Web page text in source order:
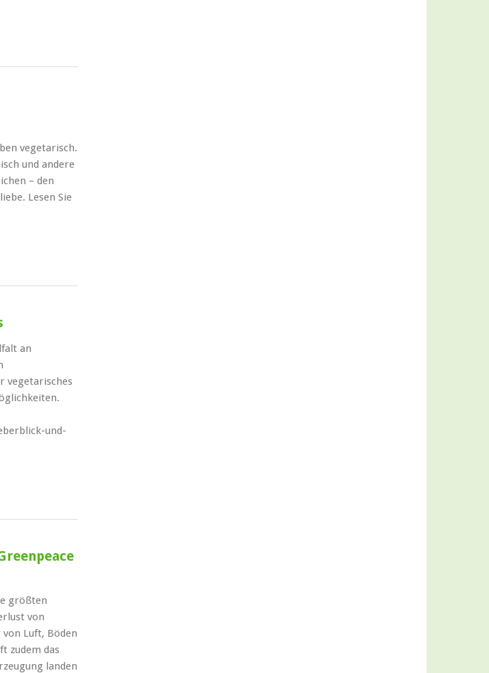
vegetarisch.
und andere
– den
Lesen Sie
an
vegetarisches
und-
größten
von
Luft, Böden
zudem das
landen